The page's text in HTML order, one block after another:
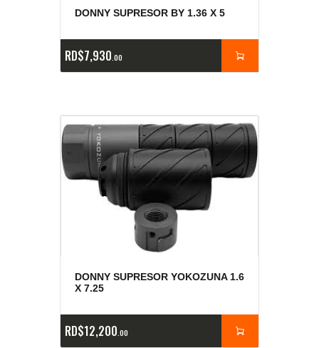
DONNY SUPRESOR BY 1.36 X 5
RD$7,930 00
DONNY SUPRESOR YOKOZUNA 1.6
X 7.25
RD$12,200 00